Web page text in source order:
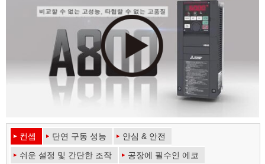
컨셉 단연 구동 성능
안심 & 안전
쉬운 설정 및 간단한 조작
공장에 필수인 에코